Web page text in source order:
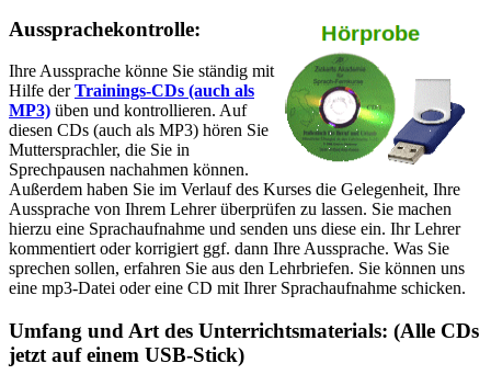
Aussprachekontrolle:
Ihre Aussprache könne Sie ständig mit
Hilfe derTrainings-CDs (auch als
MP3) üben und kontrollieren. Auf
diesen CDs (auch als MP3) hören Sie
Muttersprachler, die Sie in
Sprechpausen nachahmen können.
Außerdem haben Sie im Verlauf des Kurses die Gelegenheit, Ihre
Aussprache von Ihrem Lehrer überprüfen zu lassen. Sie machen
hierzu eine Sprachaufnahme und senden uns diese ein. Ihr Lehrer
kommentiert oder korrigiert ggf. dann Ihre Aussprache. Was Sie
sprechen sollen, erfahren Sie aus den Lehrbriefen. Sie können uns
eine mp3-Datei oder eine CD mit Ihrer Sprachaufnahme schicken.
Umfang und Art des Unterrichtsmaterials: (Alle CDs
jetzt auf einem USB-Stick)